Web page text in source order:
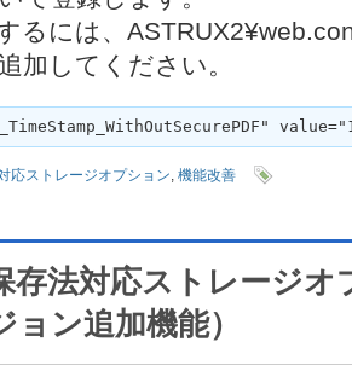
るには、
加してください。
応ストレージオプション, 機能改善
存法対応ストレージオ
ョン追加機能）